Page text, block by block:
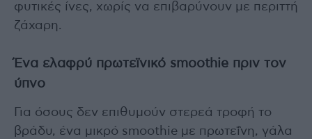
φυτικές ίνες, χωρίς να επιβαρύνουν με περιττή
ζάχαρη.
Ένα ελαφρύ πρωτεϊνικό smoothie πριν τον
ύπνο
Για όσους δεν επιθυμούν στερεά τροφή το
βράδυ, ένα μικρό smoothie με πρωτεΐνη, γάλα